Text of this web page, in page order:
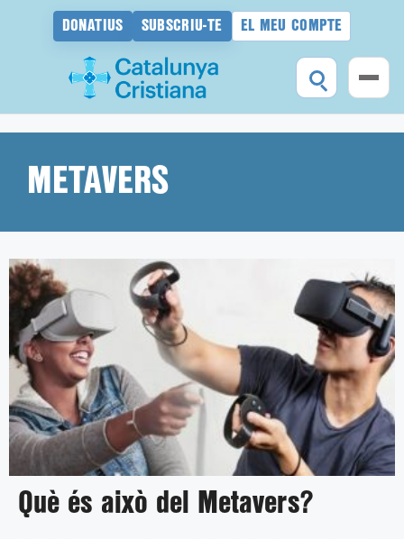
DONATIUS SUBSCRIU-TE EL MEU COMPTE
contingutMETAVERS
Què és això del Metavers?